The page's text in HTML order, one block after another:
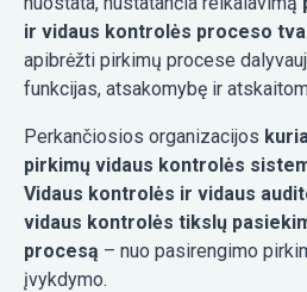
ir vidaus kontrolės proceso
apibrėžti pirkimų procese
funkcijas, atsakomybę ir
Perkančiosios organizacijos
pirkimų vidaus kontrolės
Vidaus kontrolės ir vidaus
vidaus kontrolės tikslų
procesą – nuo pasirengimo
įvykdymo.